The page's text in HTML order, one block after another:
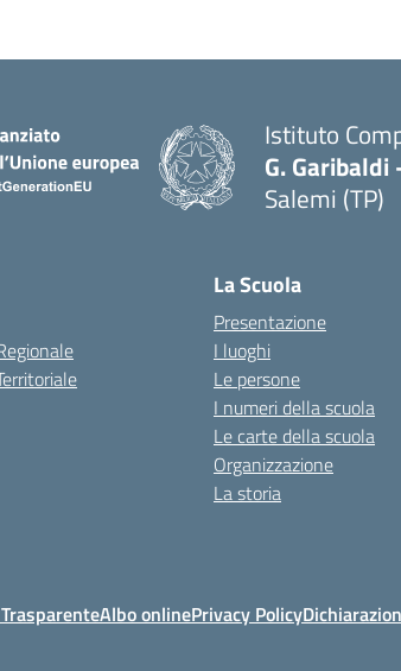
Istituto
G. Garibaldi
Salemi (TP)
La Scuola
Presentazione
I luoghi
Le persone
I numeri della scuola
Le carte della scuola
Organizzazione
La storia
Albo onlinePrivacy Policy